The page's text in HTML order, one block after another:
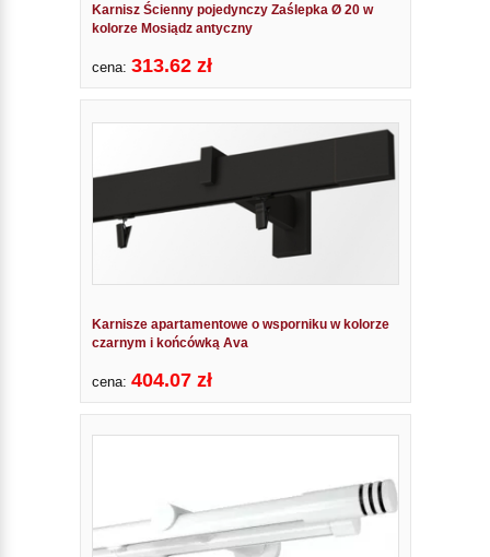
Karnisz Ścienny pojedynczy Zaślepka Ø 20 w
kolorze Mosiądz antyczny
cena: 313.62 zł
Karnisze apartamentowe o wsporniku w kolorze
czarnym i końcówką Ava
cena: 404.07 zł